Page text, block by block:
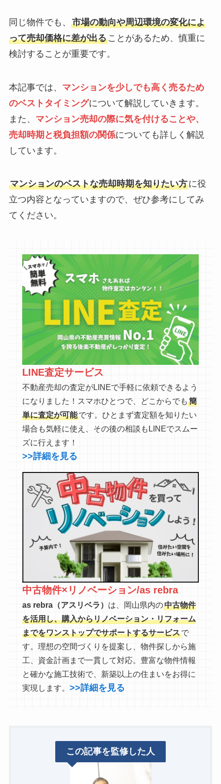
同じ物件でも、 市場の動向や周辺環境の変化によ
って売却価格に差が出ることがあるため、慎重に
検討することが重要です。
本記事では、 マンションを少しでも高く売るため
のベストタイミングについて解説していきます。
また、 マンション売却の際に気を付けることや、
売却時期と税負担額の関係についても詳しく解説
しています。
マンションのベストな売却時期を知りたい方に役
立つ内容となっていますので、ぜひ参考にしてみ
てください。
LINE査定サービス
不動産売却の査定がLINEで手軽に依頼できるよう
になりました！スマホひとつで、どこからでも 簡
単に査定が可能です。ひとまず査定額を知りたい
場合も気軽に使え、その後の相談もLINEでスムー
ズに行えます！
>>詳細を見る
中古物件×リノベーション/as rebra
as rebra（アスリベラ） は、岡山県内の中古物件
を活用し、購入からリノベーション・リフォーム
までをワンストップでサポートするサービスで
す。理想の空間づくりを提案し、物件探しから施
工、資金計画まで一貫して対応。豊富な物件情報
と確かな施工技術で、新築以上の住まいをお得に
実現します。 >>詳細を見る
この記事を監修した人